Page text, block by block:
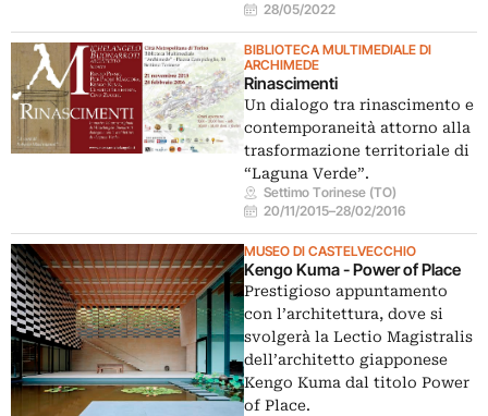
28/05/2022
BIBLIOTECA MULTIMEDIALE DI
ARCHIMEDE
Rinascimenti
Un dialogo tra rinascimento e
contemporaneità attorno alla
trasformazione territoriale di
“Laguna Verde”.
Settimo Torinese (TO)
20/11/2015–28/02/2016
MUSEO DI CASTELVECCHIO
Kengo Kuma - Power of Place
Prestigioso appuntamento
con l’architettura, dove si
svolgerà la Lectio Magistralis
dell’architetto giapponese
Kengo Kuma dal titolo Power
of Place.